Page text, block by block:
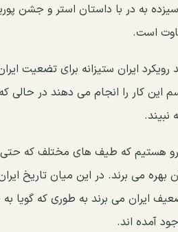
به در با داستان استر و جشن
است.
رویکرد ایران ستیزانه برای تضعیت
این کار را انجام می دهند در
هستیم که طیف های مختلف که حتی
بهره می برند. در این میان تاریخ
ایران می برند به طوری که گویا
آمده اند.